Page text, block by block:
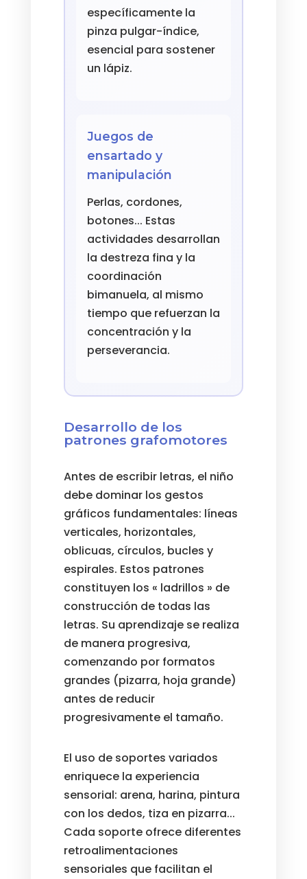
específicamente la
pinza pulgar-índice,
esencial para sostener
un lápiz.
Juegos de
ensartado y
manipulación
Perlas, cordones,
botones... Estas
actividades desarrollan
la destreza fina y la
coordinación
bimanuela, al mismo
tiempo que refuerzan la
concentración y la
perseverancia.
Desarrollo de los
patrones grafomotores
Antes de escribir letras, el niño
debe dominar los gestos
gráficos fundamentales: líneas
verticales, horizontales,
oblicuas, círculos, bucles y
espirales. Estos patrones
constituyen los « ladrillos » de
construcción de todas las
letras. Su aprendizaje se realiza
de manera progresiva,
comenzando por formatos
grandes (pizarra, hoja grande)
antes de reducir
progresivamente el tamaño.
El uso de soportes variados
enriquece la experiencia
sensorial: arena, harina, pintura
con los dedos, tiza en pizarra...
Cada soporte ofrece diferentes
retroalimentaciones
sensoriales que facilitan el